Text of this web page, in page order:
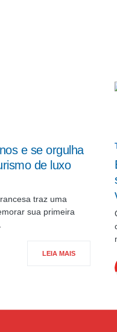
e se orgulha
de luxo
traz uma
sua primeira
LEIA MAIS